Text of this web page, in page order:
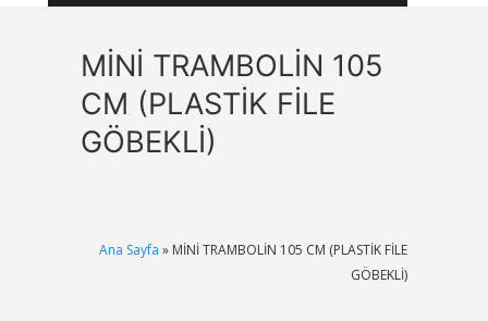
MİNİ TRAMBOLİN 105
CM (PLASTİK FİLE
GÖBEKLİ)
Ana Sayfa » MİNİ TRAMBOLİN 105 CM (PLASTİK FİLE
GÖBEKLİ)